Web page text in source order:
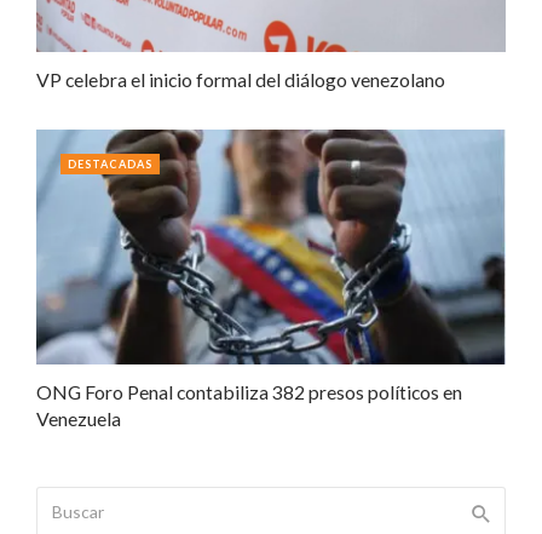
VP celebra el inicio formal del diálogo venezolano
ONG Foro Penal contabiliza 382 presos políticos en
Venezuela
DESTACADAS